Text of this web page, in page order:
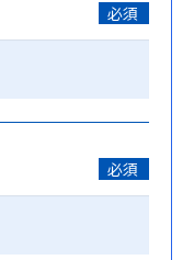
必須
必須